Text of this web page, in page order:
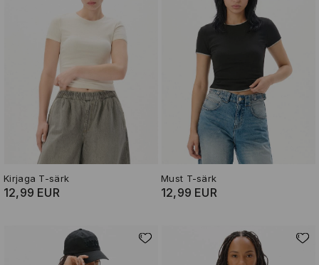
Kirjaga T-särk
12,99 EUR
Must T-särk
12,99 EUR